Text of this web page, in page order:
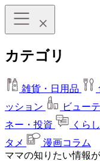
カテゴリ
雑貨・日用品
ッション
ビュー
ネー・投資
くら
タメ
漫画コラム
ママの知りたい情報